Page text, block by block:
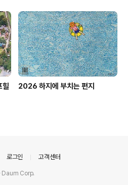
힐
2026 하지에 부치는 편지
로그인 고객센터
Corp.